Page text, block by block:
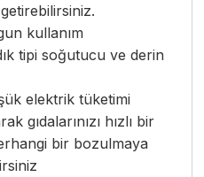
kullanım
tipi soğutucu ve derin
elektrik tüketimi
gıdalarınızı hızlı bir
bir bozulmaya